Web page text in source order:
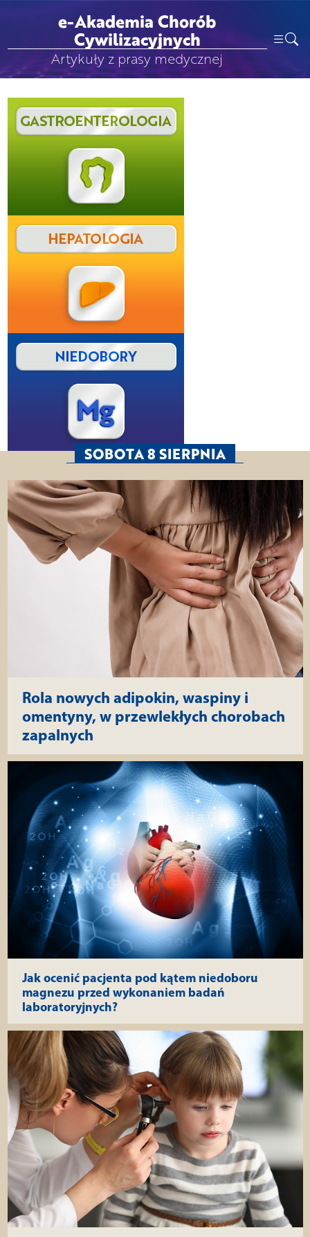
e-Akademia Chorób
Cywilizacyjnych
Artykuły z prasy medycznej
SOBOTA 8 SIERPNIA
Rola nowych adipokin, waspiny i
omentyny, w przewlekłych chorobach
zapalnych
Jak ocenić pacjenta pod kątem niedoboru
magnezu przed wykonaniem badań
laboratoryjnych?